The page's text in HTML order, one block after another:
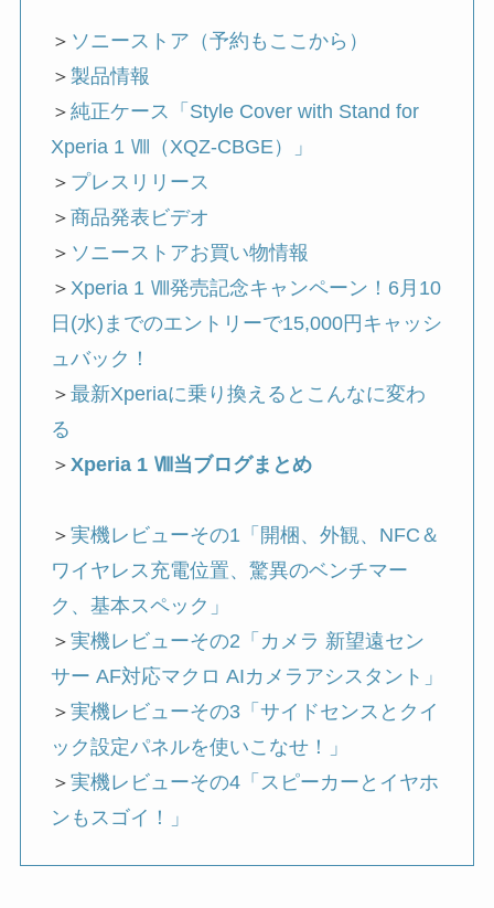
＞ ソニーストア（予約もここから）
＞ 製品情報
＞ 純正ケース「Style Cover with Stand for
Xperia 1 Ⅷ（XQZ-CBGE）」
＞ プレスリリース
＞ 商品発表ビデオ
＞ ソニーストアお買い物情報
＞ Xperia 1 Ⅷ発売記念キャンペーン！6月10
日(水)までのエントリーで15,000円キャッシ
ュバック！
＞ 最新Xperiaに乗り換えるとこんなに変わ
る
＞ Xperia 1 Ⅷ当ブログまとめ
＞ 実機レビューその1「開梱、外観、NFC＆
ワイヤレス充電位置、驚異のベンチマー
ク、基本スペック」
＞ 実機レビューその2「カメラ 新望遠セン
サー AF対応マクロ AIカメラアシスタント」
＞ 実機レビューその3「サイドセンスとクイ
ック設定パネルを使いこなせ！」
＞ 実機レビューその4「スピーカーとイヤホ
ンもスゴイ！」